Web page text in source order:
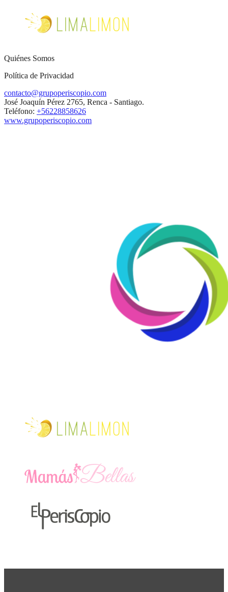
Quiénes Somos
Política de Privacidad
contacto@grupoperiscopio.com
José Joaquín Pérez 2765, Renca - Santiago.
Teléfono: +56228858626
www.grupoperiscopio.com